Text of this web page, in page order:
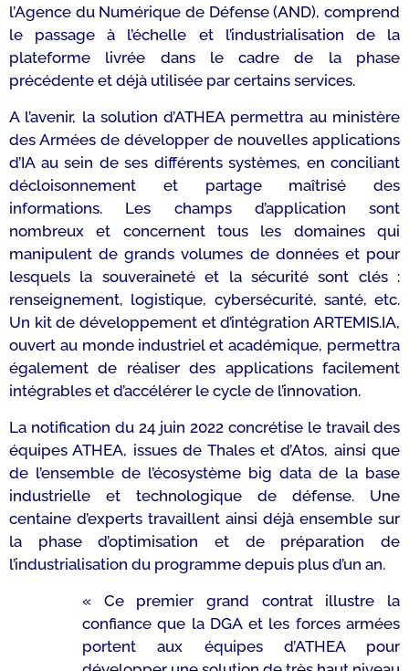
l’Agence du Numérique de Défense (AND), comprend
le passage à l’échelle et l’industrialisation de la
plateforme livrée dans le cadre de la phase
précédente et déjà utilisée par certains services.
A l’avenir, la solution d’ATHEA permettra au ministère
des Armées de développer de nouvelles applications
d’IA au sein de ses différents systèmes, en conciliant
décloisonnement et partage maîtrisé des
informations. Les champs d’application sont
nombreux et concernent tous les domaines qui
manipulent de grands volumes de données et pour
lesquels la souveraineté et la sécurité sont clés :
renseignement, logistique, cybersécurité, santé, etc.
Un kit de développement et d’intégration ARTEMIS.IA,
ouvert au monde industriel et académique, permettra
également de réaliser des applications facilement
intégrables et d’accélérer le cycle de l’innovation.
La notification du 24 juin 2022 concrétise le travail des
équipes ATHEA, issues de Thales et d’Atos, ainsi que
de l’ensemble de l’écosystème big data de la base
industrielle et technologique de défense. Une
centaine d’experts travaillent ainsi déjà ensemble sur
la phase d’optimisation et de préparation de
l’industrialisation du programme depuis plus d’un an.
« Ce premier grand contrat illustre la
confiance que la DGA et les forces armées
portent aux équipes d’ATHEA pour